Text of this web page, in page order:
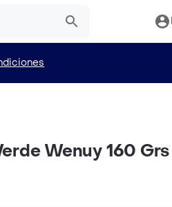
Wenuy 160 Grs